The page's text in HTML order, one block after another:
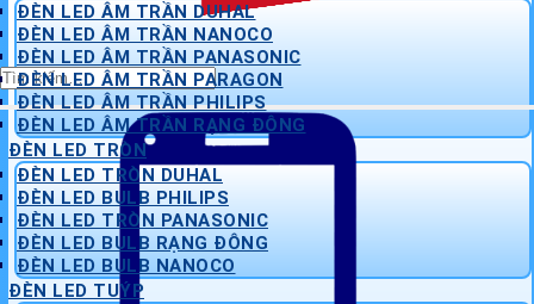
Tìm
kiếm:
ĐÈN LED ÂM TRẦN DUHAL
ĐÈN LED ÂM TRẦN NANOCO
ĐÈN LED ÂM TRẦN PANASONIC
ĐÈN LED ÂM TRẦN PARAGON
ĐÈN LED ÂM TRẦN PHILIPS
ĐÈN LED ÂM TRẦN RẠNG ĐÔNG
ĐÈN LED TRÒN
ĐÈN LED TRÒN DUHAL
ĐÈN LED BULB PHILIPS
ĐÈN LED TRÒN PANASONIC
ĐÈN LED BULB RẠNG ĐÔNG
ĐÈN LED BULB NANOCO
ĐÈN LED TUÝP